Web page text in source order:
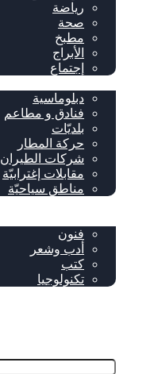
رياضة
صحة
مطبخ
الأبراج
إجتماع
دبلوماسية
فنادق و مطاعم
بلديّات
حركة المطار
شركات الطيران
مقابلات إغترابيّة
مناطق سياحيّة
فنون
أدب وشعر
كتب
تكنولوجيا